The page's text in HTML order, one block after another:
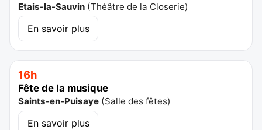
Etais-la-Sauvin (Théâtre de la Closerie)
En savoir plus
16h
Fête de la musique
Saints-en-Puisaye (Salle des fêtes)
En savoir plus